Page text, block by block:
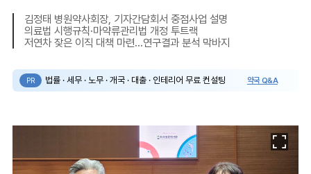
김정태 병원약사회장, 기자간담회서 중점사업 설명
의료법 시행규칙·마약류관리법 개정 투트랙
저연차 잦은 이직 대책 마련...연구결과 분석 막바지
PR 법률 · 세무 · 노무 · 개국 · 대출 · 인테리어 무료 컨설팅 약국 Q&A